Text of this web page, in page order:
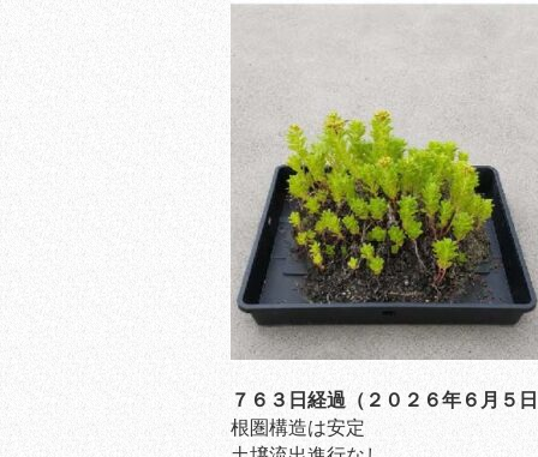
７６３日経過（２０２６年６月５
根圏構造は安定